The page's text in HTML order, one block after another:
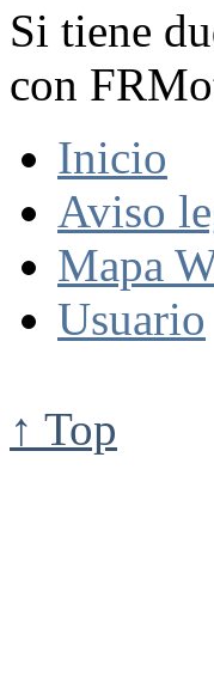
Si tiene
con
Inicio
Aviso
Mapa
Usuario
↑ Top